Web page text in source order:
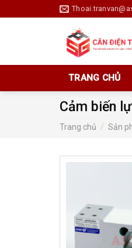
to
TRANG CHỦ
Cảm biến
Trang chủ / Sản